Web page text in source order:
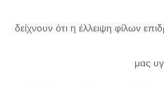
δείχνουν ότι η έλλειψη φίλων
μας